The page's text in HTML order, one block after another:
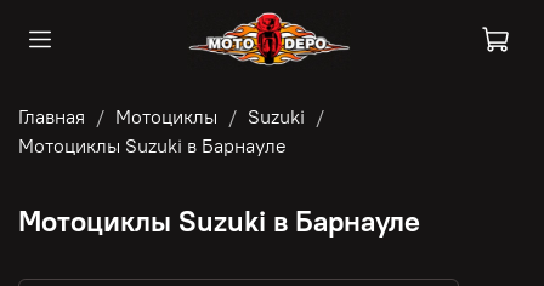
Главная Мотоциклы
Suzuki
Мотоциклы Suzuki в Барнауле
Мотоциклы Suzuki в Барнауле